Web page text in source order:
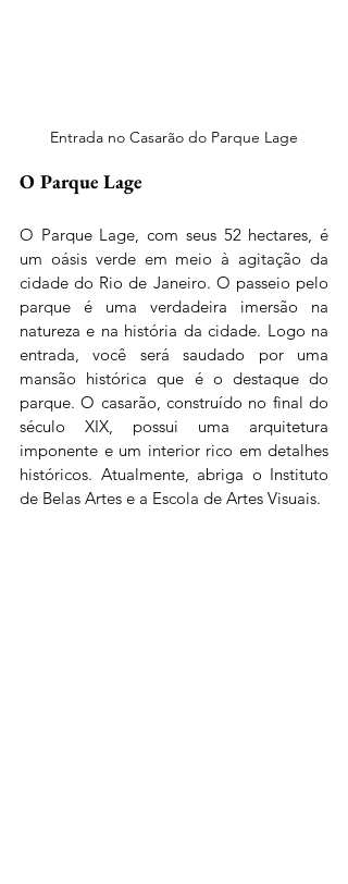
Entrada no Casarão do Parque Lage
O Parque Lage
O Parque Lage, com seus 52 hectares, é
um oásis verde em meio à agitação da
cidade do Rio de Janeiro. O passeio pelo
parque é uma verdadeira imersão na
natureza e na história da cidade. Logo na
entrada, você será saudado por uma
mansão histórica que é o destaque do
parque. O casarão, construído no final do
século XIX, possui uma arquitetura
imponente e um interior rico em detalhes
históricos. Atualmente, abriga o Instituto
de Belas Artes e a Escola de Artes Visuais.